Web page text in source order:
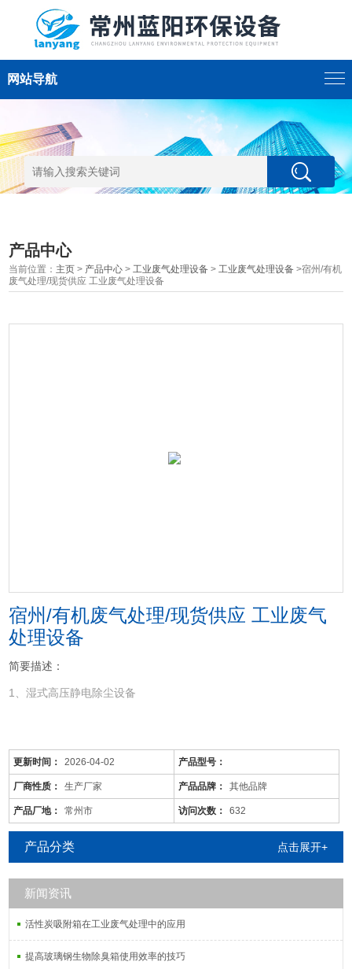
网站导航
产品中心
当前位置： 主页 > 产品中心 >工业废气处理设备 >工业废气处理设备 >宿州/有机
废气处理/现货供应 工业废气处理设备
宿州/有机废气处理/现货供应 工业废气
处理设备
简要描述：
1、湿式高压静电除尘设备
是针对废气及粉尘的一款环保设备。它是利用电力将气体中的粉尘离
子分离出来的除尘设备。有性能稳定、除尘效果好等特点，需要经过
荷电、收集、清灰三个阶段，直流高压电使阴极线附近的空间气体电
离，粉尘等颗粒和点后在电场力作用下移动并沉积在集尘阳极表面，
更新时间： 2026-04-02 产品型号：
厂商性质： 生产厂家 产品品牌： 其他品牌
产品厂地： 常州市 访问次数： 632
产品分类 点击展开+
新闻资讯
活性炭吸附箱在工业废气处理中的应用
提高玻璃钢生物除臭箱使用效率的技巧